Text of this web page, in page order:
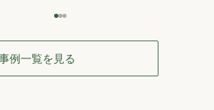
例一覧を見る